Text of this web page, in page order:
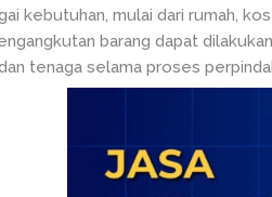
kebutuhan, mulai dari rumah,
barang dapat
tenaga selama proses